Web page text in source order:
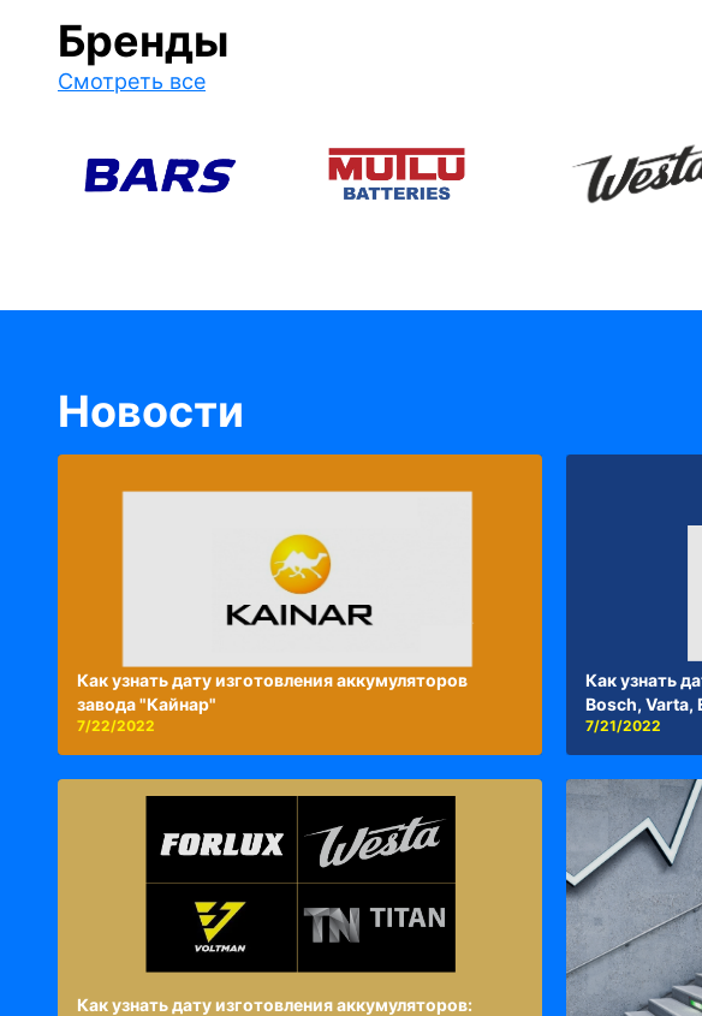
Бренды
Смотреть все
Новости
Как узнать дату изготовления аккумуляторов
завода "Кайнар"
7/22/2022
Как узнать
Bosch, Varta,
7/21/2022
Как узнать дату изготовления аккумуляторов: